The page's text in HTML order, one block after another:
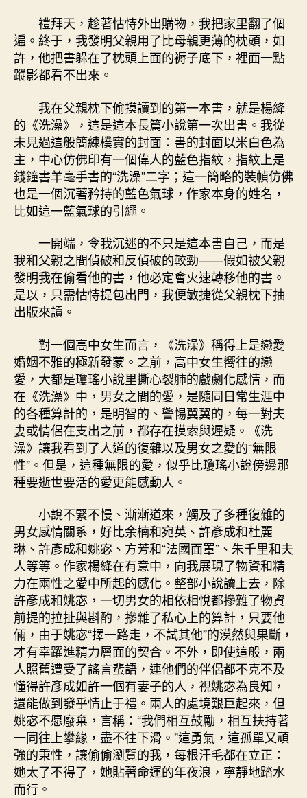
交
流
國
網〉
中
禮拜天，趁著怙恃外出購物，我把家里翻了個
遍。終于，我發明父親用了比母親更薄的枕頭，如
許，他把書躲在了枕頭上面的褥子底下，裡面一點
蹤影都看不出來。
我在父親枕下偷摸讀到的第一本書，就是楊絳
的《洗澡》，這是這本長篇小說第一次出書。我從
未見過這般簡練樸實的封面：書的封面以米白色為
主，中心仿佛印有一個偉人的藍色指紋，指紋上是
錢鐘書羊毫手書的“洗澡”二字；這一簡略的裝幀仿佛
也是一個沉著矜持的藍色氣球，作家本身的姓名，
比如這一藍氣球的引繩。
一開端，令我沉迷的不只是這本書自己，而是
我和父親之間偵破和反偵破的較勁——假如被父親
發明我在偷看他的書，他必定會火速轉移他的書。
是以，只需怙恃提包出門，我便敏捷從父親枕下抽
出版來讀。
對一個高中女生而言，《洗澡》稱得上是戀愛
婚姻不雅的極新發蒙。之前，高中女生嚮往的戀
愛，大都是瓊瑤小說里撕心裂肺的戲劇化感情，而
在《洗澡》中，男女之間的愛，是隨同日常生涯中
的各種算計的，是明智的、警惕翼翼的，每一對夫
妻或情侶在支出之前，都存在摸索與遲疑。《洗
澡》讓我看到了人道的復雜以及男女之愛的“無限
性”。但是，這種無限的愛，似乎比瓊瑤小說傍邊那
種要逝世要活的愛更能感動人。
小說不緊不慢、漸漸道來，觸及了多種復雜的
男女感情關系，好比余楠和宛英、許彥成和杜麗
琳、許彥成和姚宓、方芳和“法國面罩”、朱千里和夫
人等等。作家楊絳在有意中，向我展現了物資和精
力在兩性之愛中所起的感化。整部小說讀上去，除
許彥成和姚宓，一切男女的相依相悅都摻雜了物資
前提的拉扯與斟酌，摻雜了私心上的算計，只要他
倆，由于姚宓“擇一路走，不試其他”的漠然與果斷，
才有幸躍進精力層面的契合。不外，即使這般，兩
人照舊遭受了謠言蜚語，連他們的伴侶都不克不及
懂得許彥成如許一個有妻子的人，視姚宓為良知，
還能做到發乎情止于禮。兩人的處境艱巨起來，但
姚宓不愿廢棄，言稱：“我們相互鼓勵，相互扶持著
一同往上攀緣，盡不往下滑。”這勇氣，這孤單又頑
強的秉性，讓偷偷瀏覽的我，每根汗毛都在立正：
她太了不得了，她貼著命運的年夜浪，寧靜地踏水
而行。